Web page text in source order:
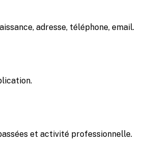
adresse, téléphone, email.
et activité professionnelle.